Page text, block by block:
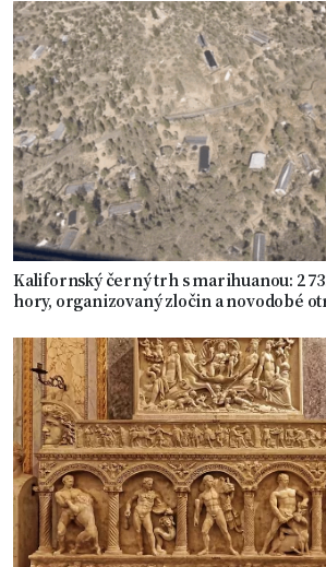
Kalifornský černý trh s marihuanou: 2
hory, organizovaný zločin a novodobé